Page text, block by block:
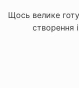
Щось велике
створення